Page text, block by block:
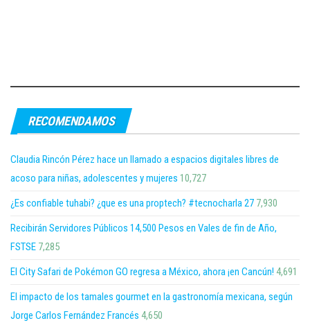
RECOMENDAMOS
Claudia Rincón Pérez hace un llamado a espacios digitales libres de
acoso para niñas, adolescentes y mujeres 10,727
¿Es confiable tuhabi? ¿que es una proptech? #tecnocharla 27 7,930
Recibirán Servidores Públicos 14,500 Pesos en Vales de fin de Año,
FSTSE 7,285
El City Safari de Pokémon GO regresa a México, ahora ¡en Cancún! 4,691
El impacto de los tamales gourmet en la gastronomía mexicana, según
Jorge Carlos Fernández Francés 4,650